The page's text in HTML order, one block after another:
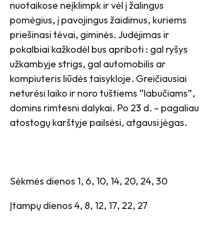
nuotaikose neįklimpk ir vėl į žalingus
pomėgius, į pavojingus žaidimus, kuriems
priešinasi tėvai, giminės. Judėjimas ir
pokalbiai kažkodėl bus apriboti : gal ryšys
užkambyje strigs, gal automobilis ar
kompiuteris liūdės taisykloje. Greičiausiai
neturėsi laiko ir noro tuštiems “labučiams”,
domins rimtesni dalykai. Po 23 d. – pagaliau
atostogų karštyje pailsėsi, atgausi jėgas.
Sėkmės dienos 1, 6, 10, 14, 20, 24, 30
Įtampų dienos 4, 8, 12, 17, 22, 27